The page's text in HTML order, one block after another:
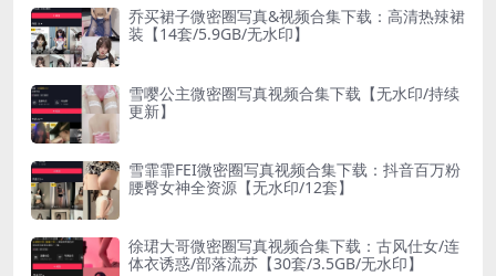
乔买裙子微密圈写真&视频合集下载：高清热辣裙
装【14套/5.9GB/无水印】
雪嘤公主微密圈写真视频合集下载【无水印/持续
更新】
雪霏霏FEI微密圈写真视频合集下载：抖音百万粉
腰臀女神全资源【无水印/12套】
徐珺大哥微密圈写真视频合集下载：古风仕女/连
体衣诱惑/部落流苏【30套/3.5GB/无水印】